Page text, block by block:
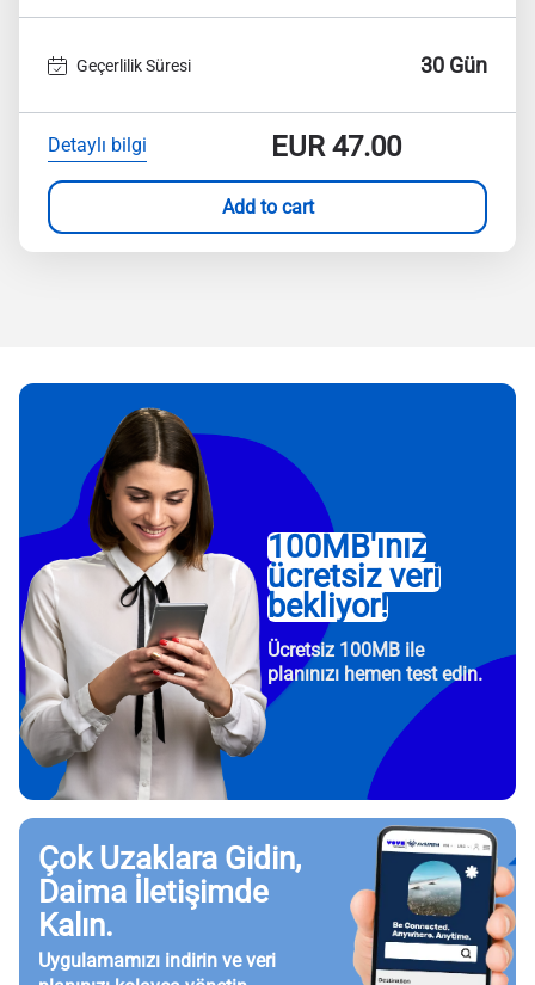
Geçerlilik Süresi 30 Gün
Detaylı bilgi EUR47.00
Add to cart
100MB'ınız
ücretsiz veri
bekliyor!
Ücretsiz 100MB ile
planınızı hemen test edin.
Çok Uzaklara Gidin,
Daima İletişimde
Kalın.
Uygulamamızı indirin ve veri